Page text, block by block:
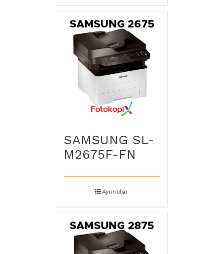
SAMSUNG SL-
M2675F-FN
Ayrıntılar